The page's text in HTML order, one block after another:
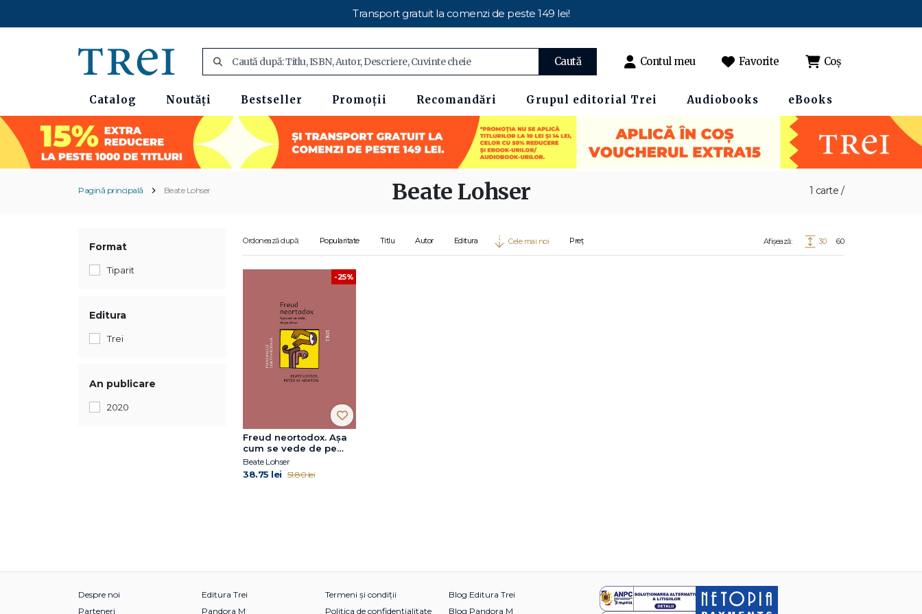
Transport gratuit la comenzi de peste 149 lei!
Caută Contul meu Favorite Coș
Catalog Noutăți Bestseller Promoții Recomandări Grupul editorial Trei Audiobooks eBooks
Pagină principală Beate Lohser 1 carte /
Beate Lohser
Format
Tiparit
Editura
Trei
An publicare
2020
Ordonează după: Popularitate Titlu Autor Editura Cele mai noi Preț Afișează: 30 60
-25%
Freud neortodox. Așa
cum se vede de pe
divan
Beate Lohser
38.75 lei 51.80 lei
Despre noi
Parteneri
Editura Trei
Pandora M
Termeni și condiții
Politica de confidențialitate
Blog Editura Trei
Blog Pandora M